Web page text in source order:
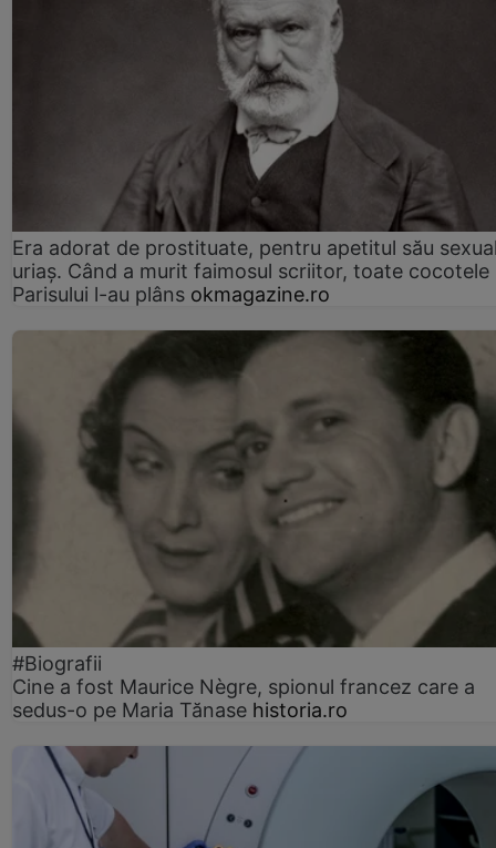
Era adorat de prostituate, pentru apetitul său
uriaș. Când a murit faimosul scriitor, toate cocotele
Parisului l-au plâns okmagazine.ro
#Biografii
Cine a fost Maurice Nègre, spionul francez care a
sedus-o pe Maria Tănase historia.ro